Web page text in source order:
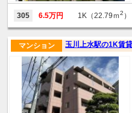
305 6.5万円 1K（22.79ｍ2 ）
玉川上水駅の1K賃
マンション